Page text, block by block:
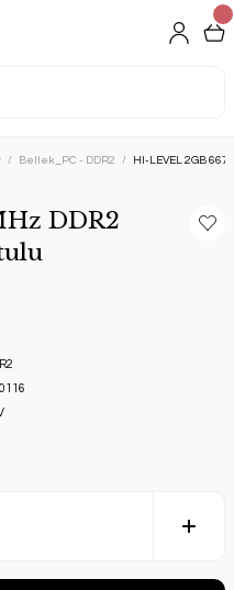
Bellek_PC - DDR2 HI-LEVEL 2GB
DDR2